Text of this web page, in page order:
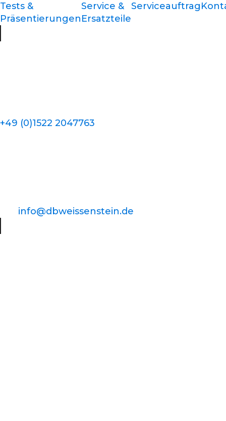
Tests &
Präsentierungen
Service &
Ersatzteile
Serviceauftrag
+49 (0)1522 2047763
info@dbweissenstein.de